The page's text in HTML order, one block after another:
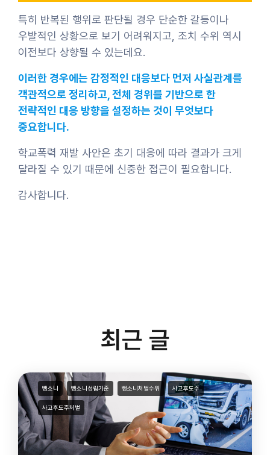
특히 반복된 행위로 판단될 경우 단순한 갈등이나
우발적인 상황으로 보기 어려워지고, 조치 수위 역시
이전보다 상향될 수 있는데요.
이러한 경우에는 감정적인 대응보다 먼저 사실관계를
객관적으로 정리하고, 전체 경위를 기반으로 한
전략적인 대응 방향을 설정하는 것이 무엇보다
중요합니다.
학교폭력 재발 사안은 초기 대응에 따라 결과가 크게
달라질 수 있기 때문에 신중한 접근이 필요합니다.
감사합니다.
최근 글
뺑소니 뺑소니성립기준 뺑소니처벌수위 사고후도주
사고후도주처벌